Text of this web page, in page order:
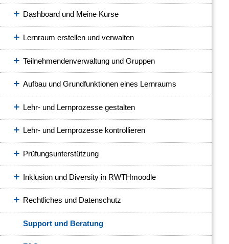
Dashboard und Meine Kurse
Lernraum erstellen und verwalten
Teilnehmendenverwaltung und Gruppen
Aufbau und Grundfunktionen eines Lernraums
Lehr- und Lernprozesse gestalten
Lehr- und Lernprozesse kontrollieren
Prüfungsunterstützung
Inklusion und Diversity in RWTHmoodle
Rechtliches und Datenschutz
Support und Beratung